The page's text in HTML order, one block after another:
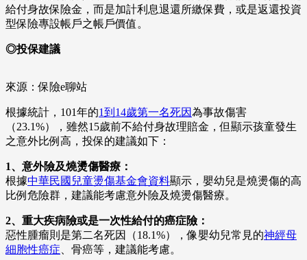
給付身故保險金，而是加計利息退還所繳保費，或是返還投資
型保險專設帳戶之帳戶價值。
◎投保建議
來源：保險e聊站
根據統計，101年的1到14歲第一名死因為事故傷害
（23.1%），雖然15歲前不給付身故理賠金，但顯示孩童發生
之意外比例高，投保的建議如下：
1、意外險及燒燙傷醫療：
根據中華民國兒童燙傷基金會資料顯示，嬰幼兒是燒燙傷的高
比例危險群，建議能考慮意外險及燒燙傷醫療。
2、重大疾病險或是一次性給付的癌症險：
惡性腫瘤則是第二名死因（18.1%），像嬰幼兒常見的神經母
細胞性癌症、骨癌等，建議能考慮。